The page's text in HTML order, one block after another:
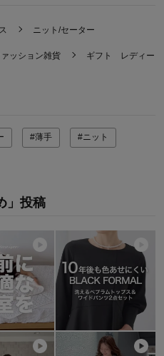
ニット/セーター
ッション雑貨 ギフト レディース
#薄手 #ニット
」投稿